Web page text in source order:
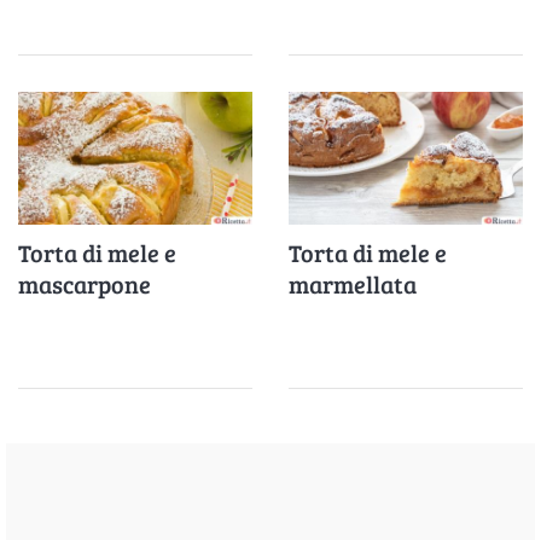
Torta di mele e
mascarpone
Torta di mele e
marmellata